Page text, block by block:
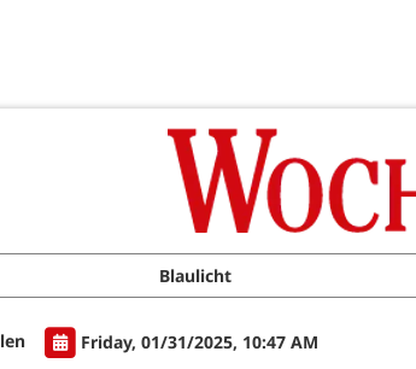
Blaulicht
Friday, 01/31/2025, 10:47 AM